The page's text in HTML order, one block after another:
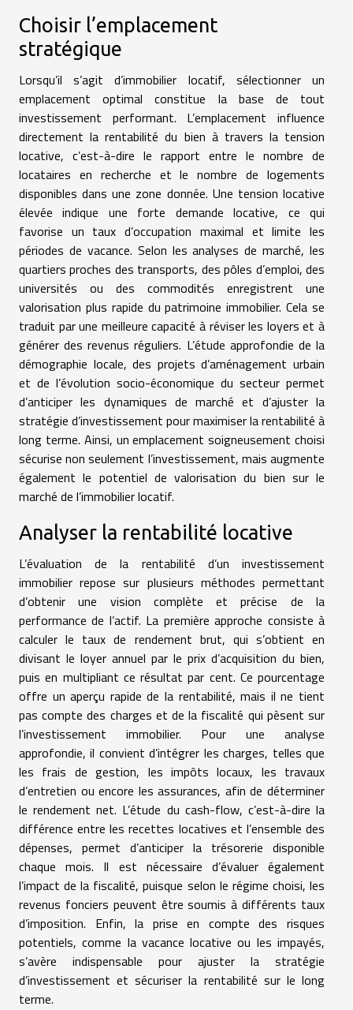
Choisir l’emplacement
stratégique
Lorsqu’il s’agit d’immobilier locatif, sélectionner un
emplacement optimal constitue la base de tout
investissement performant. L’emplacement influence
directement la rentabilité du bien à travers la tension
locative, c’est-à-dire le rapport entre le nombre de
locataires en recherche et le nombre de logements
disponibles dans une zone donnée. Une tension locative
élevée indique une forte demande locative, ce qui
favorise un taux d’occupation maximal et limite les
périodes de vacance. Selon les analyses de marché, les
quartiers proches des transports, des pôles d’emploi, des
universités ou des commodités enregistrent une
valorisation plus rapide du patrimoine immobilier. Cela se
traduit par une meilleure capacité à réviser les loyers et à
générer des revenus réguliers. L’étude approfondie de la
démographie locale, des projets d’aménagement urbain
et de l’évolution socio-économique du secteur permet
d’anticiper les dynamiques de marché et d’ajuster la
stratégie d’investissement pour maximiser la rentabilité à
long terme. Ainsi, un emplacement soigneusement choisi
sécurise non seulement l’investissement, mais augmente
également le potentiel de valorisation du bien sur le
marché de l’immobilier locatif.
Analyser la rentabilité locative
L’évaluation de la rentabilité d’un investissement
immobilier repose sur plusieurs méthodes permettant
d’obtenir une vision complète et précise de la
performance de l’actif. La première approche consiste à
calculer le taux de rendement brut, qui s’obtient en
divisant le loyer annuel par le prix d’acquisition du bien,
puis en multipliant ce résultat par cent. Ce pourcentage
offre un aperçu rapide de la rentabilité, mais il ne tient
pas compte des charges et de la fiscalité qui pèsent sur
l’investissement immobilier. Pour une analyse
approfondie, il convient d’intégrer les charges, telles que
les frais de gestion, les impôts locaux, les travaux
d’entretien ou encore les assurances, afin de déterminer
le rendement net. L’étude du cash-flow, c’est-à-dire la
différence entre les recettes locatives et l’ensemble des
dépenses, permet d’anticiper la trésorerie disponible
chaque mois. Il est nécessaire d’évaluer également
l’impact de la fiscalité, puisque selon le régime choisi, les
revenus fonciers peuvent être soumis à différents taux
d’imposition. Enfin, la prise en compte des risques
potentiels, comme la vacance locative ou les impayés,
s’avère indispensable pour ajuster la stratégie
d’investissement et sécuriser la rentabilité sur le long
terme.